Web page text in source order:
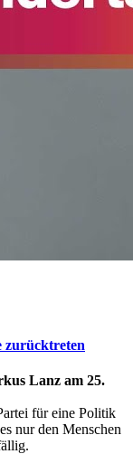
zurücktreten
Lanz am 25.
für eine Politik
nur den Menschen